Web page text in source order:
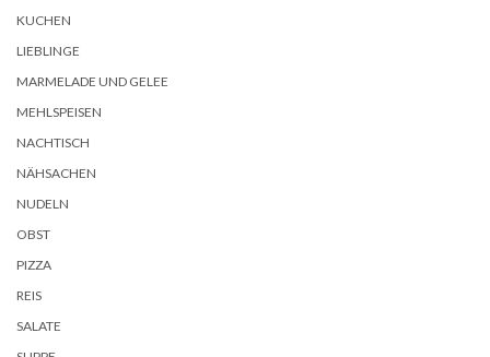
KUCHEN
LIEBLINGE
MARMELADE UND GELEE
MEHLSPEISEN
NACHTISCH
NÄHSACHEN
NUDELN
OBST
PIZZA
REIS
SALATE